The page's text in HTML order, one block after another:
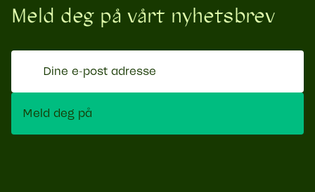
Meld deg på vårt nyhetsbrev
post
adresse
Meld deg på